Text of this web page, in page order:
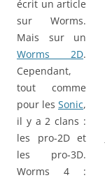
écrit un article
sur Worms.
Mais sur un
Worms 2D.
Cependant,
tout comme
pour les Sonic,
il y a 2 clans :
les pro-2D et
les pro-3D.
Worms 4 :